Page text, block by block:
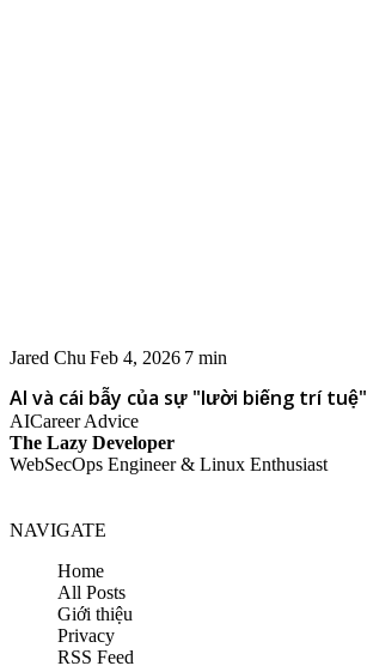
Jared Chu Feb 4, 2026 7 min
AI và cái bẫy của sự "lười biếng trí tuệ"
AICareer Advice
The Lazy Developer
WebSecOps Engineer & Linux Enthusiast
NAVIGATE
Home
All Posts
Giới thiệu
Privacy
RSS Feed